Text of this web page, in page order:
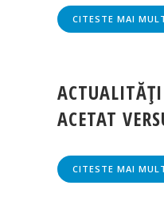
CITESTE MAI
ACETAT
CITESTE MAI